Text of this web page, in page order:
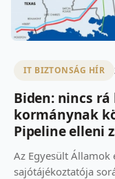
IT BIZTONSÁG HÍR
Biden: nincs
kormánynak
Pipeline elleni
Az Egyesült
sajótájékoztatója